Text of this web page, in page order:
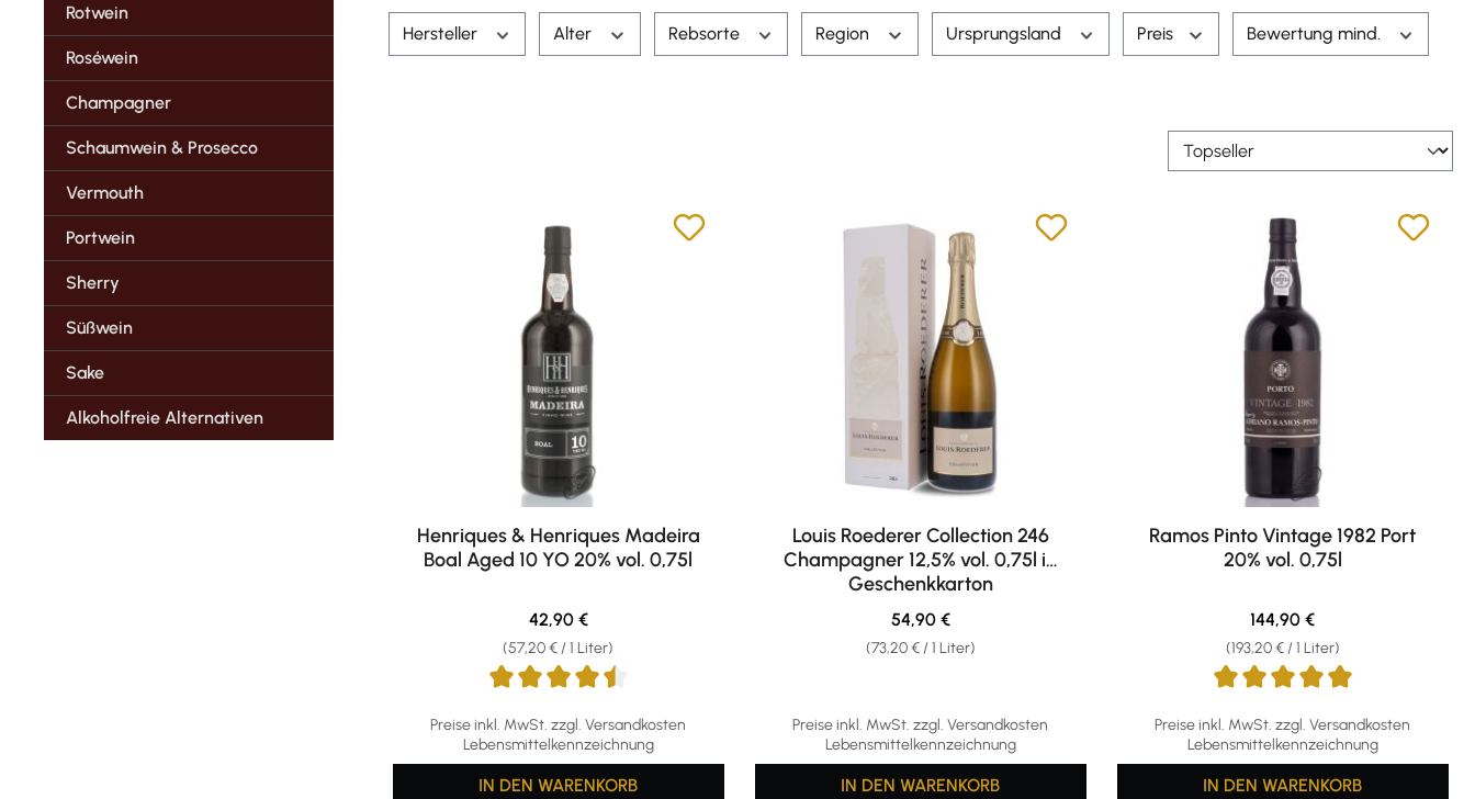
Rotwein
Roséwein
Champagner
Schaumwein & Prosecco
Vermouth
Portwein
Sherry
Süßwein
Sake
Alkoholfreie Alternativen
Hersteller Alter Rebsorte Region Ursprungsland Preis Bewertung mind.
Henriques & Henriques Madeira
Boal Aged 10 YO 20% vol. 0,75l
Preise inkl. MwSt. zzgl. Versandkosten
Lebensmittelkennzeichnung
(57,20 € / 1 Liter)
Regulärer Preis:
42,90 €
IN DEN WARENKORB
Louis Roederer Collection 246
Champagner 12,5% vol. 0,75l in
Geschenkkarton
Preise inkl. MwSt. zzgl. Versandkosten
Lebensmittelkennzeichnung
(73,20 € / 1 Liter)
Regulärer Preis:
54,90 €
IN DEN WARENKORB
Ramos Pinto Vintage 1982 Port
20% vol. 0,75l
Preise inkl. MwSt. zzgl. Versandkosten
Lebensmittelkennzeichnung
(193,20 € / 1 Liter)
Regulärer Preis:
144,90 €
IN DEN WARENKORB